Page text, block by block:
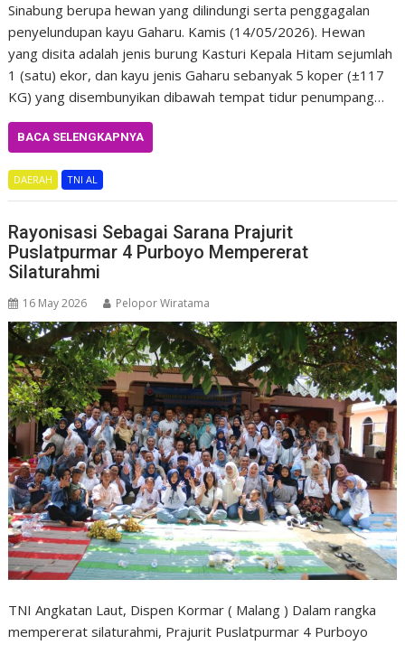
Sinabung berupa hewan yang dilindungi serta penggagalan
penyelundupan kayu Gaharu. Kamis (14/05/2026). Hewan
yang disita adalah jenis burung Kasturi Kepala Hitam sejumlah
1 (satu) ekor, dan kayu jenis Gaharu sebanyak 5 koper (±117
KG) yang disembunyikan dibawah tempat tidur penumpang…
BACA SELENGKAPNYA
DAERAH TNI AL
Rayonisasi Sebagai Sarana Prajurit
Puslatpurmar 4 Purboyo Mempererat
Silaturahmi
16 May 2026 Pelopor Wiratama
TNI Angkatan Laut, Dispen Kormar ( Malang ) Dalam rangka
mempererat silaturahmi, Prajurit Puslatpurmar 4 Purboyo